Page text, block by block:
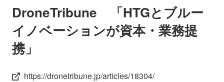
DroneTribune 「HTGとブルー
イノベーションが資本・業務提
携」
https://dronetribune.jp/articles/18304/